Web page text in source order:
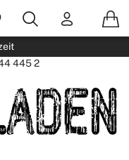
445 2